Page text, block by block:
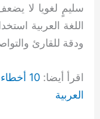
سليمٍ لغويا لا
اللغة العربية
ودقة للقارئ
اقرأ أيضا:
10
العربية